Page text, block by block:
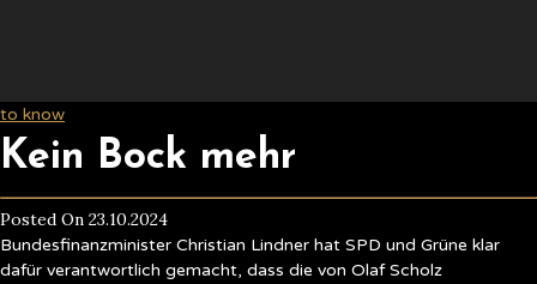
to know
Kein Bock mehr
Posted On 23.10.2024
Bundesfinanzminister Christian Lindner hat SPD und Grüne klar
dafür verantwortlich gemacht, dass die von Olaf Scholz